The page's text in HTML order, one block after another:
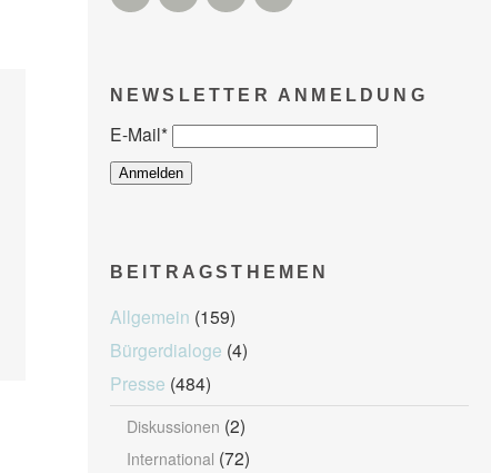
NEWSLETTER ANMELDUNG
E-Mail*
BEITRAGSTHEMEN
Allgemein (159)
Bürgerdialoge (4)
Presse (484)
Diskussionen (2)
International (72)